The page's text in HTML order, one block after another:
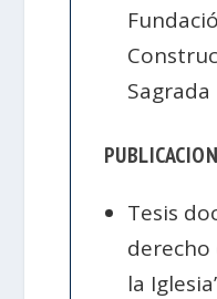
Sagrada
Tesis
derecho
la